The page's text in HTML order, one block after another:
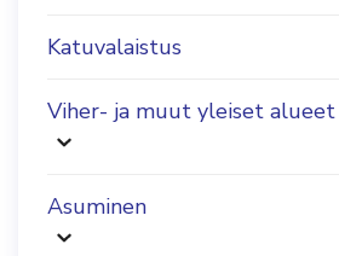
Katuvalaistus
Viher- ja muut yleiset alueet
Asuminen